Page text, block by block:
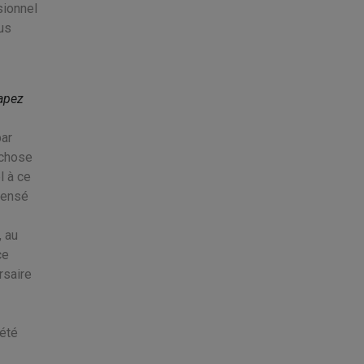
à ce
au